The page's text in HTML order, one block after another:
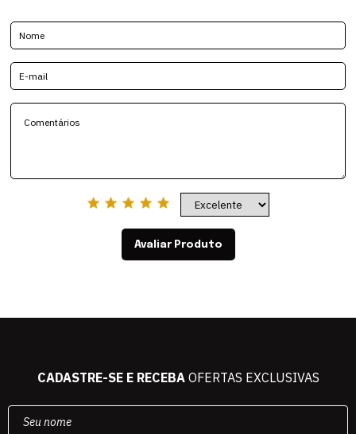
Avaliar Produto
CADASTRE-SE E RECEBAOFERTAS EXCLUSIVAS